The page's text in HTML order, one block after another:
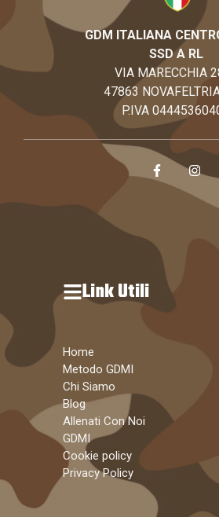
GDM ITALIANA
SSD A RL
VIA MARECCHIA
47863
P.IVA
Link Utili
Home
Metodo GDMI
Chi Siamo
Blog
Allenati Con Noi
GDMI
Cookie policy
Privacy Policy